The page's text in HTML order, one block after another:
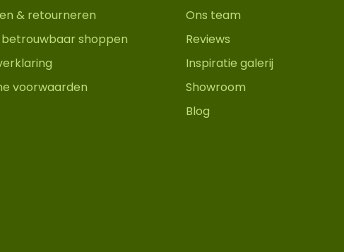
& retourneren
betrouwbaar shoppen
voorwaarden
Ons team
Reviews
Inspiratie galerij
Showroom
Blog